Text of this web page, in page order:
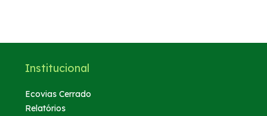
Institucional
Ecovias Cerrado
Relatórios